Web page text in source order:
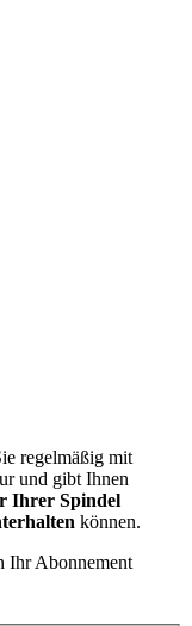
regelmäßig mit
und gibt Ihnen
Ihrer Spindel
können.
Ihr Abonnement